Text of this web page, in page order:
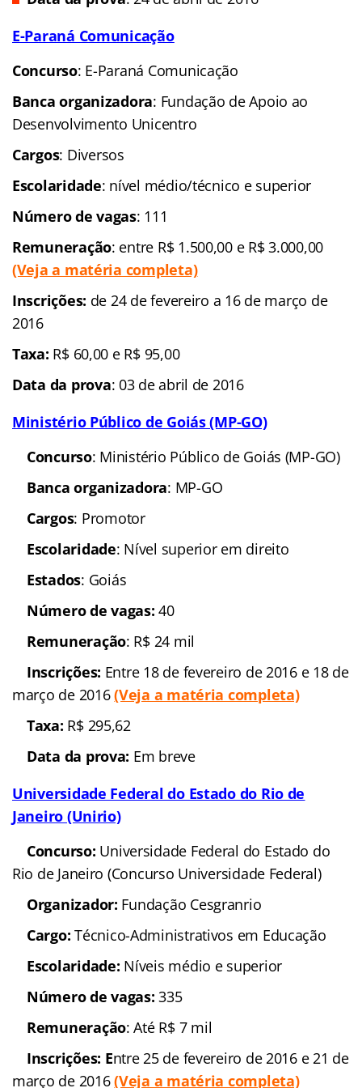
Inscrições: de 26 de
fevereiro a 28 de março
120,00
Data da prova:1º de
maio de 2016
Região
Concurso:Conselho Regional de Serviço
Socialda 6ª Região (CRESS – MG)
Banca organizadora: Instituto Americano de
Desenvolvimento (Iades)
Cargos
Escolaridade: nível médio e superior
Número de vagas: 10
Remuneração: até R$ 3.595,79(Veja a matéria
completa)
Inscrições:de 29 de fevereiro a 11 de abril de
E-Paraná Comunicação
Concurso: E-Paraná Comunicação
Banca organizadora: Fundação de Apoio ao
Desenvolvimento Unicentro
Cargos: Diversos
Escolaridade: nível médio/técnico e superior
Número de vagas : 111
Remuneração: entre R$ 1.500,00 e R$ 3.000,00
Inscrições:de 24 de fevereiro a 16 de março de
Ministério Público de Goiás (MP-GO)
Concurso
Banca organizadora